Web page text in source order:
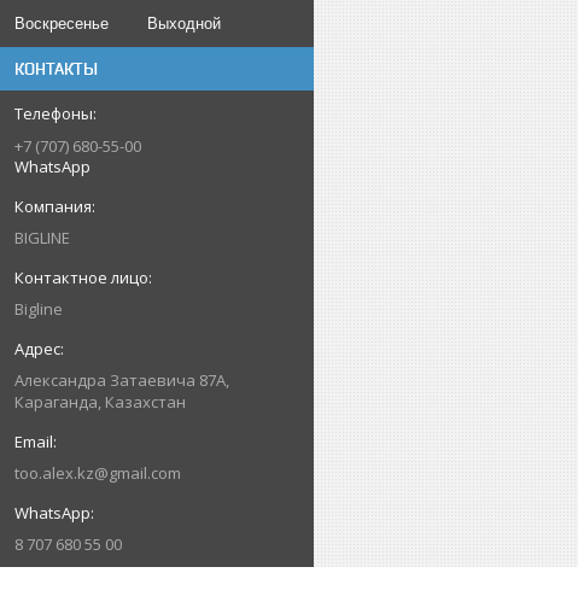
Воскресенье
Выходной
КОНТАКТЫ
+7 (707) 680-55-00
WhatsApp
BIGLINE
Bigline
Александра Затаевича 87А,
Караганда, Казахстан
too.alex.kz@gmail.com
8 707 680 55 00